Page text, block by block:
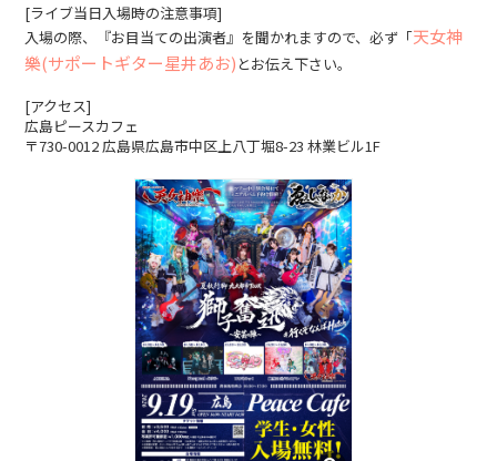
[ライブ当日入場時の注意事項]
入場の際、『お目当ての出演者』を聞かれますので、必ず「天女神
樂(サポートギター星井あお) とお伝え下さい。
[アクセス]
広島ピースカフェ
〒730-0012 広島県広島市中区上八丁堀8-23 林業ビル1F